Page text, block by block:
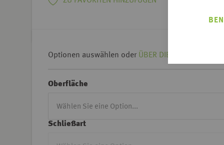
Optionen auswählen oder ÜBER DIE KREUZTABELLE
Oberfläche
Schließart